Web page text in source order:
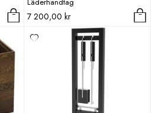
Läderhandtag
7 200,00 kr